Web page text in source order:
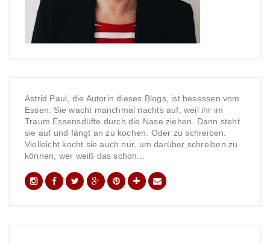
Astrid Paul, die Autorin dieses Blogs, ist besessen vom
Essen. Sie wacht manchmal nachts auf, weil ihr im
Traum Essensdüfte durch die Nase ziehen. Dann steht
sie auf und fängt an zu kochen. Oder zu schreiben.
Vielleicht kocht sie auch nur, um darüber schreiben zu
können, wer weiß das schon...